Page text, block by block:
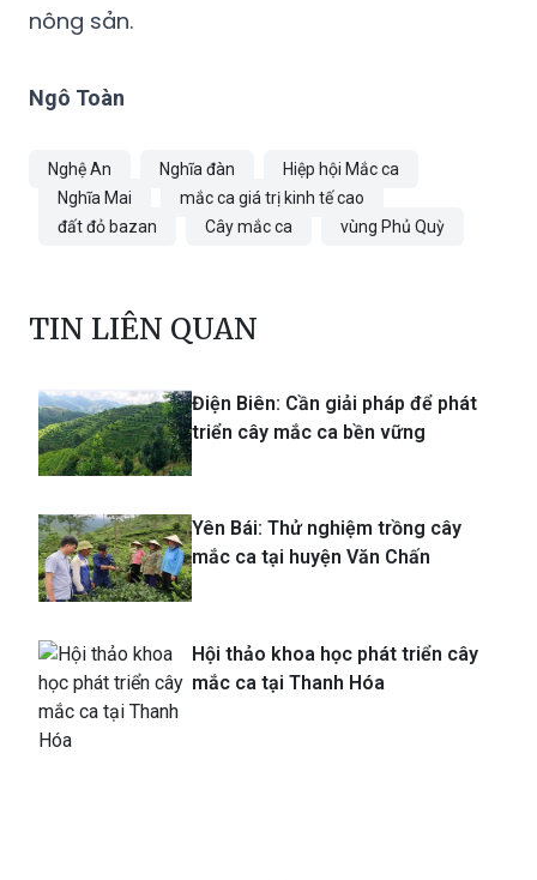
nông sản.
Ngô Toàn
Nghệ An Nghĩa đàn
Hiệp hội Mắc ca
Nghĩa Mai
mắc ca giá trị kinh tế cao
đất đỏ bazan
Cây mắc ca vùng Phủ Quỳ
TIN LIÊN QUAN
Điện Biên: Cần giải pháp để phát
triển cây mắc ca bền vững
Yên Bái: Thử nghiệm trồng cây
mắc ca tại huyện Văn Chấn
Hội thảo khoa học phát triển cây
mắc ca tại Thanh Hóa